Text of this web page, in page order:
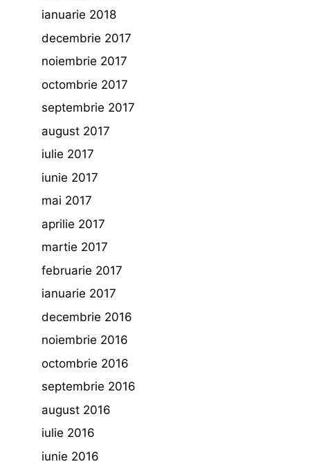
ianuarie 2018
decembrie 2017
noiembrie 2017
octombrie 2017
septembrie 2017
august 2017
iulie 2017
iunie 2017
mai 2017
aprilie 2017
martie 2017
februarie 2017
ianuarie 2017
decembrie 2016
noiembrie 2016
octombrie 2016
septembrie 2016
august 2016
iulie 2016
iunie 2016